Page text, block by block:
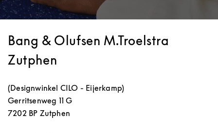
Bang & Olufsen M.Troelstra
Zutphen
(Designwinkel CILO - Eijerkamp)
Gerritsenweg 11 G
7202 BP Zutphen